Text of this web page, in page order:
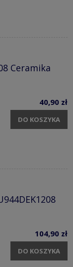
Ceramika
40,90 zł
DO KOSZYKA
104,90 zł
DO KOSZYKA